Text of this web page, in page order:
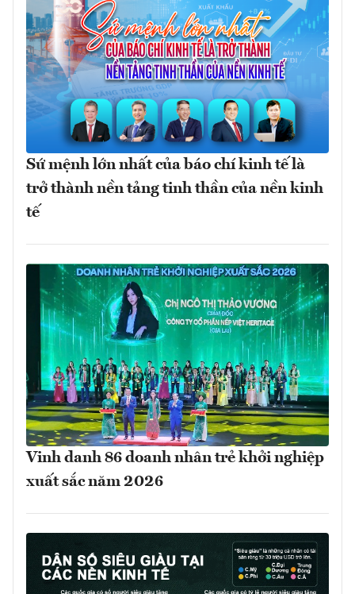
Sứ mệnh lớn nhất của báo chí kinh tế là
trở thành nền tảng tinh thần của nền kinh
tế
Vinh danh 86 doanh nhân trẻ khởi nghiệp
xuất sắc năm 2026